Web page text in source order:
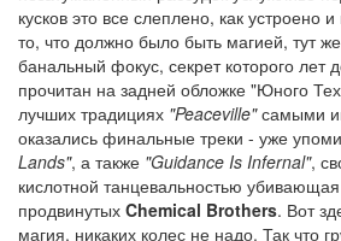
кусков это все слеплено, как устроено
то, что должно было быть магией, тут
банальный фокус, секрет которого лет
прочитан на задней обложке "Юного
лучших традициях "Peaceville"самыми
оказались финальные треки - уже
Lands", а также "Guidance Is Infernal",
кислотной танцевальностью
продвинутых Chemical Brothers. Вот
магия, никаких колес не надо. Так что